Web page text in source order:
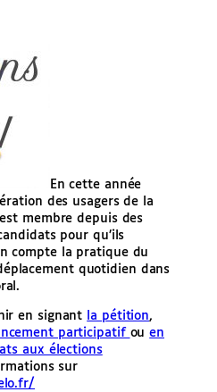
En cette année
des usagers de la
membre depuis des
pour qu’ils
compte la pratique du
quotidien dans
en signant la pétition,
participatif ouen
aux élections
sur